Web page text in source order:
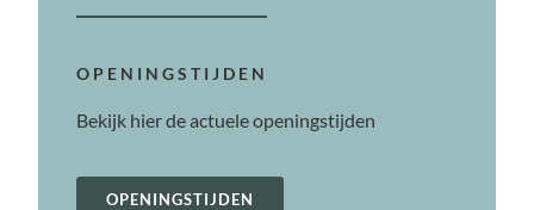
OPENINGSTIJDEN
Bekijk hier de actuele openingstijden
OPENINGSTIJDEN